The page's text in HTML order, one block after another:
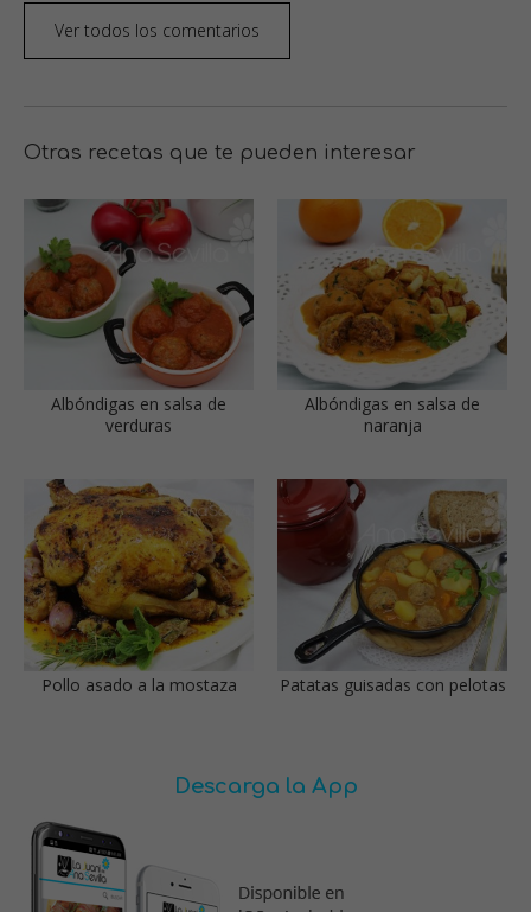
Ver todos los comentarios
Otras recetas que te pueden interesar
Albóndigas en salsa de
verduras
Albóndigas en salsa de
naranja
Pollo asado a la mostaza Patatas guisadas con pelotas
Descarga la App